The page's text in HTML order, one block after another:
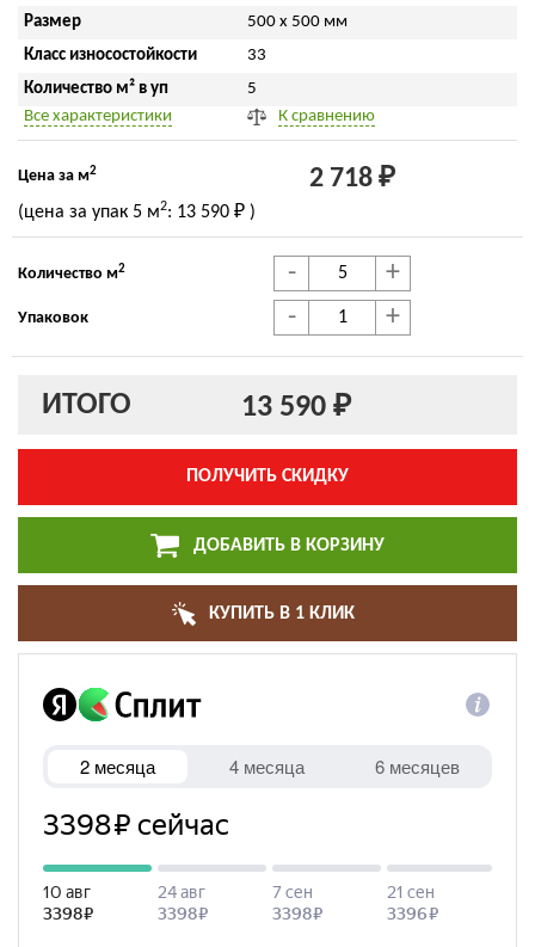
Размер
500 x 500 мм
Класс износостойкости
33
Количество м² в уп
5
Все характеристики
К сравнению
Цена за м2 2 718 ₽
(цена за упак 5 м2: 13 590 ₽ )
Количество м2 - +
Упаковок - +
ИТОГО 13 590 ₽
ПОЛУЧИТЬ СКИДКУ
ДОБАВИТЬ В КОРЗИНУ
КУПИТЬ В 1 КЛИК